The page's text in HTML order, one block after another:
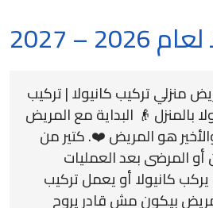
– 2027
منزلي تركيب كانيولا | تركيب
بالمنزل 👴 البداية مع المريض
هو المريض ❤️. كتير من
أو المرضى بعد العمليات
كانيولا أو يعمل تركيب
بيكون مش قادر يروح